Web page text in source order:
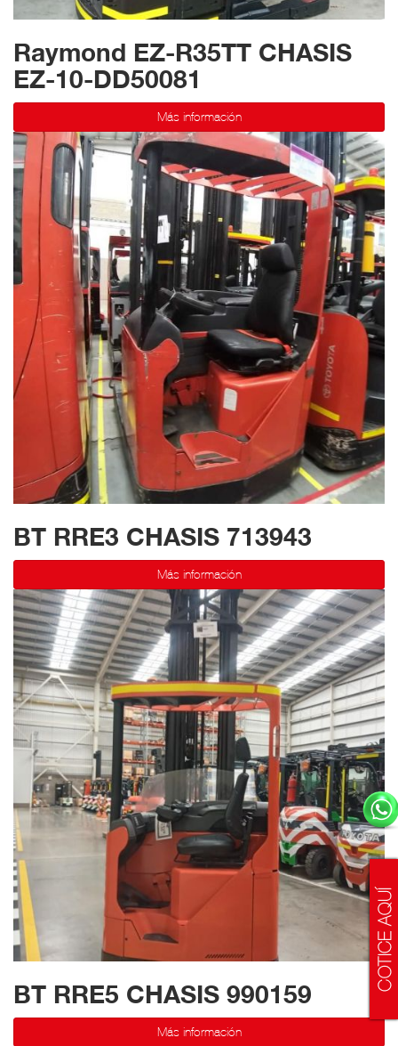
Raymond EZ-R35TT CHASIS
EZ-10-DD50081
Más información
BT RRE3 CHASIS 713943
Más información
BT RRE5 CHASIS 990159
Más información